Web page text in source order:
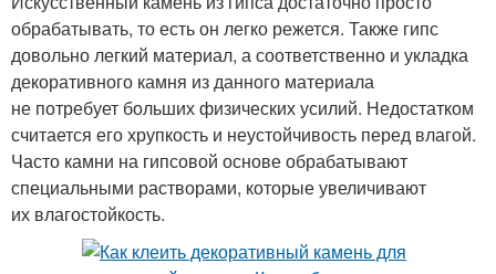
обрабатывать, то есть он легко режется. Также гипс
довольно легкий материал, а соответственно и укладка
декоративного камня из данного материала
не потребует больших физических усилий. Недостатком
считается его хрупкость и неустойчивость перед влагой.
Часто камни на гипсовой основе обрабатывают
специальными растворами, которые увеличивают
их влагостойкость.